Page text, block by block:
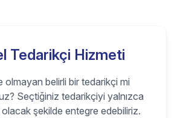
Tedarikçi Hizmeti
olmayan belirli bir tedarikçi mi
Seçtiğiniz tedarikçiyi yalnızca
şekilde entegre edebiliriz.